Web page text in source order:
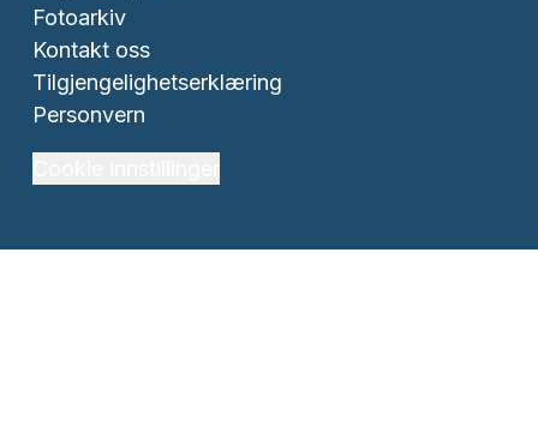
Fotoarkiv
Kontakt oss
Tilgjengelighetserklæring
Personvern